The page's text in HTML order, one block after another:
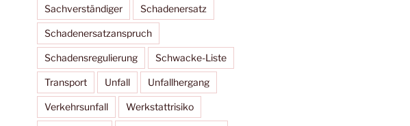
Sachverständiger Schadenersatz
Schadenersatzanspruch
Schadensregulierung Schwacke-Liste
Transport Unfall Unfallhergang
Verkehrsunfall Werkstattrisiko